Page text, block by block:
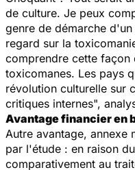
de culture. Je peux
genre de démarche
regard sur la
comprendre cette façon
toxicomanes. Les pays
révolution culturelle sur
critiques internes",
Avantage financier en
Autre avantage, annexe
par l'étude : en raison
comparativement au